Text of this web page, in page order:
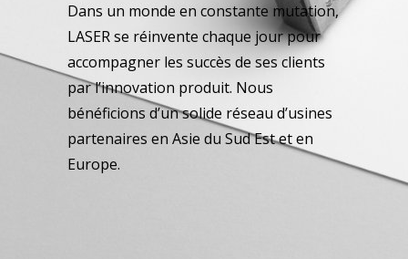
Dans un monde en constante mutation,
LASER se réinvente chaque jour pour
accompagner les succès de ses clients
par l’innovation produit. Nous
bénéficions d’un solide réseau d’usines
partenaires en Asie du Sud Est et en
Europe.